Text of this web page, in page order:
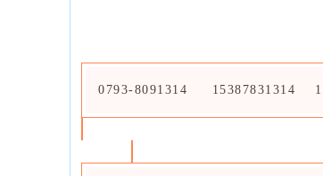
0793-8091314 15387831314